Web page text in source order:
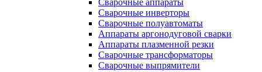
Сварочные аппараты
Сварочные инверторы
Сварочные полуавтоматы
Аппараты аргонодуговой сварки
Аппараты плазменной резки
Сварочные трансформаторы
Сварочные выпрямители